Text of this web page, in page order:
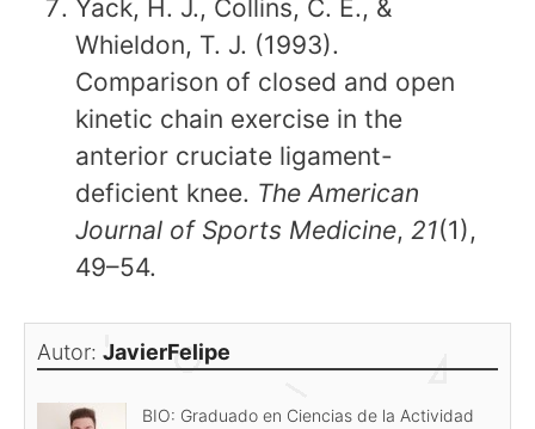
Yack, H. J., Collins, C. E., &
Whieldon, T. J. (1993).
Comparison of closed and open
kinetic chain exercise in the
anterior cruciate ligament-
deficient knee. The American
Journal of Sports Medicine, 21(1),
49–54.
Autor: JavierFelipe
BIO: Graduado en Ciencias de la Actividad